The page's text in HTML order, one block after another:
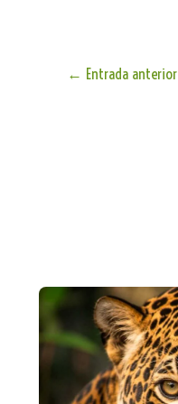
← Entrada anterior